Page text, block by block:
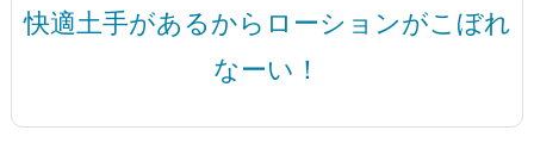
快適土手があるからローションがこぼれ
なーい！